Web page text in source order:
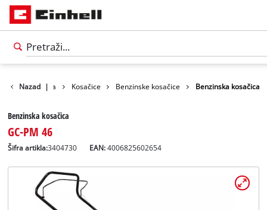
Nazad |
Bašta Kosačice Benzinske kosačice Benzinska kosačica
Benzinska kosačica
GC-PM 46
Šifra artikla:3404730 EAN:4006825602654